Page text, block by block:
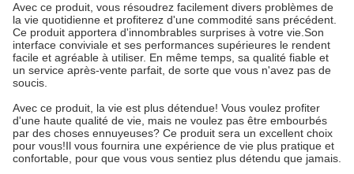
Avec ce produit, vous résoudrez facilement divers problèmes de
la vie quotidienne et profiterez d'une commodité sans précédent.
Ce produit apportera d'innombrables surprises à votre vie.Son
interface conviviale et ses performances supérieures le rendent
facile et agréable à utiliser. En même temps, sa qualité fiable et
un service après-vente parfait, de sorte que vous n'avez pas de
soucis.
Avec ce produit, la vie est plus détendue! Vous voulez profiter
d'une haute qualité de vie, mais ne voulez pas être embourbés
par des choses ennuyeuses? Ce produit sera un excellent choix
pour vous!Il vous fournira une expérience de vie plus pratique et
confortable, pour que vous vous sentiez plus détendu que jamais.